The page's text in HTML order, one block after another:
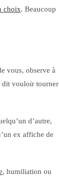
choix. Beaucoup
vous, observe à
dit vouloir tourner
d’autre,
ex affiche de
, humiliation ou